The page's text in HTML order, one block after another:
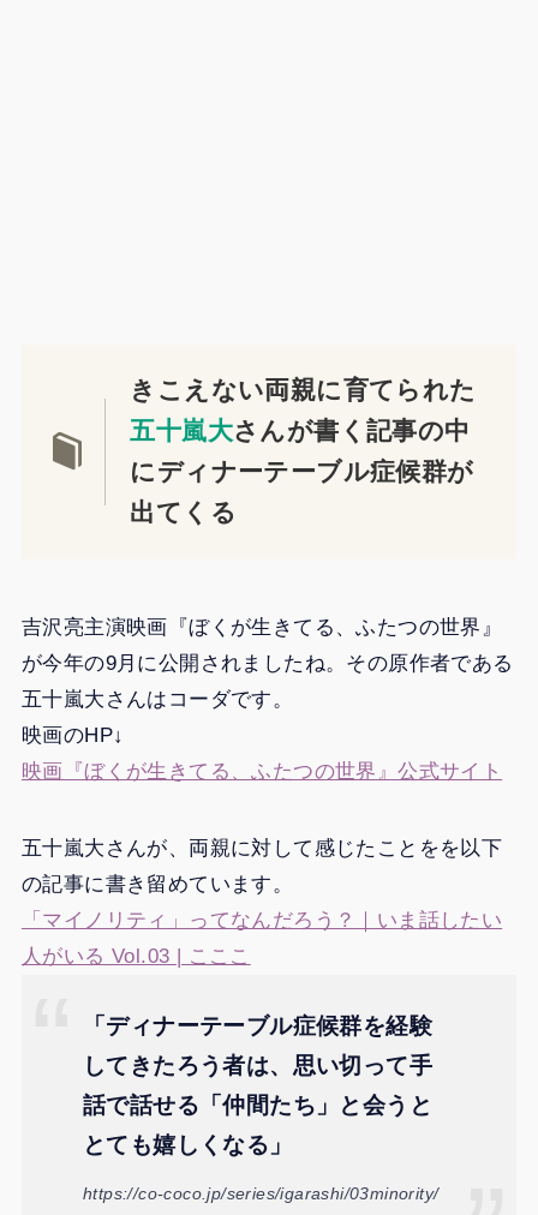
きこえない両親に育てられた
五十嵐大さんが書く記事の中
にディナーテーブル症候群が
出てくる
吉沢亮主演映画『ぼくが生きてる、ふたつの世界』
が今年の9月に公開されましたね。その原作者である
五十嵐大さんはコーダです。
映画のHP↓
映画『ぼくが生きてる、ふたつの世界』公式サイト
五十嵐大さんが、両親に対して感じたことをを以下
の記事に書き留めています。
「マイノリティ」ってなんだろう？｜いま話したい
人がいる Vol.03 | こここ
「ディナーテーブル症候群を経験
してきたろう者は、思い切って手
話で話せる「仲間たち」と会うと
とても嬉しくなる」
https://co-coco.jp/series/igarashi/03minority/